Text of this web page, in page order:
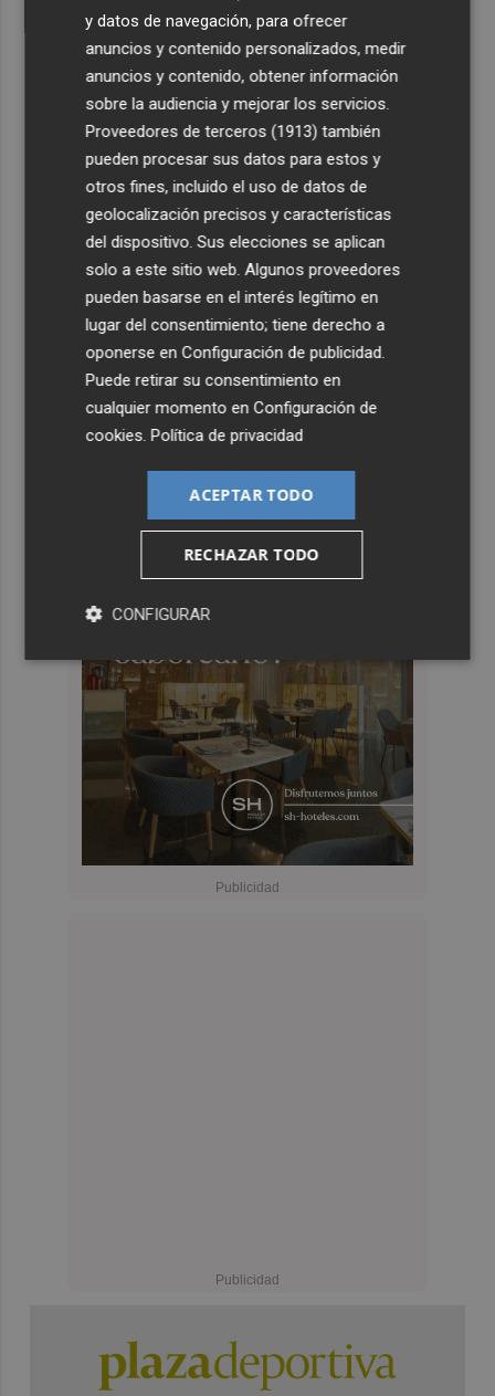
y datos de navegación, para ofrecer
anuncios y contenido personalizados, medir
anuncios y contenido, obtener información
sobre la audiencia y mejorar los servicios.
Proveedores de terceros (1913) también
pueden procesar sus datos para estos y
otros fines, incluido el uso de datos de
geolocalización precisos y características
del dispositivo. Sus elecciones se aplican
solo a este sitio web. Algunos proveedores
pueden basarse en el interés legítimo en
lugar del consentimiento; tiene derecho a
oponerse enConfiguración de publicidad
Puede retirar su consentimiento en
cualquier momento enConfiguración de
cookies .Política de privacidad
ACEPTAR TODO
RECHAZAR TODO
CONFIGURAR